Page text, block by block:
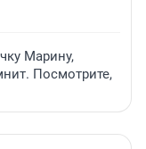
Марину,
Посмотрите,